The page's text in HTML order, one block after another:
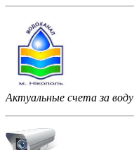
Актуальные счета за воду